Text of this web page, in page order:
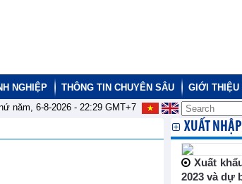
NGHIỆP THÔNG TIN CHUYÊN SÂU
GIỚI THIỆU
năm, 6-8-2026 - 22:29GMT+7
XUẤT
Xuất
2023 và dự